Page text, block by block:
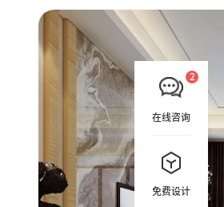
在线咨询
免费设计